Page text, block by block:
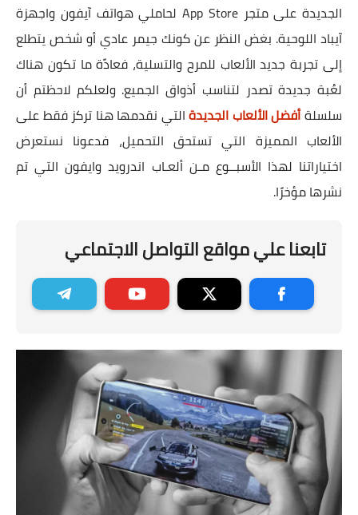
الجديدة على متجر App Store لحاملي هواتف آيفون واجهزة
آيباد اللوحية. بغض النظر عن كونك جيمر عادي أو شخص يتطلع
إلى تجربة جديد الألعاب للمرح والتسلية، فعادًة ما تكون هناك
لعُبة جديدة تصدر لتناسب أذواق الجميع. ولعلكم لاحظتم أن
سلسلةأفضل الألعاب الجديدةالتي نقدمها هنا تركز فقط على
الألعاب المميزة التي تستحق التحميل، فدعونا نستعرض
اختياراتنا لهذا الأسبــوع مـن ألعـاب اندرويد وايفون التي تم
نشرها مؤخرًا.
تابعنا علي مواقع التواصل الاجتماعي